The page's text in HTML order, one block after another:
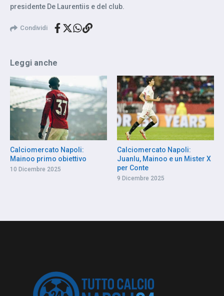
presidente De Laurentiis e del club.
Condividi
Leggi anche
Calciomercato Napoli:
Mainoo primo obiettivo
10 Dicembre 2025
Calciomercato Napoli:
Juanlu, Mainoo e un Mister X
per Conte
9 Dicembre 2025